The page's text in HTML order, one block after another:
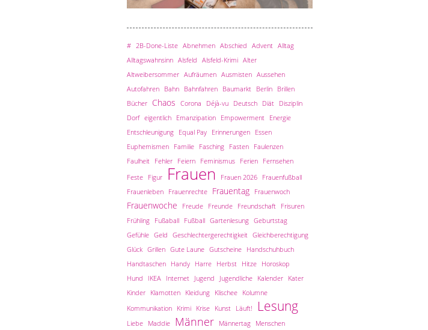
# 2B-Done-Liste Abnehmen Abschied Advent Alltag
Alltagswahnsinn Alsfeld Alsfeld-Krimi Alter
Altweibersommer Aufräumen Ausmisten Aussehen
Autofahren
Bahn Bahnfahren Baumarkt Berlin
Brillen
Bücher
Chaos Corona Déjà-vu Deutsch Diät
Disziplin
Dorf eigentlich Emanzipation Empowerment
Energie
Entschleunigung
Equal Pay Erinnerungen
Essen
Euphemismen
Familie Fasching Fasten
Faulenzen
Faulheit
Fehler Feiern Feminismus Ferien
Fernsehen
Feste
Figur Frauen Frauen 2026
Frauenfußball
Frauenleben
Frauenrechte Frauentag Frauenwoch
Frauenwoche Freude Freunde Freundschaft
Frisuren
Frühling
Fußaball Fußball Gartenlesung Geburtstag
Gefühle Geld Geschlechtergerechtigkeit Gleichberechtigung
Glück Grillen Gute Laune Gutscheine
Handschuhbuch
Handtaschen
Handy Harre Herbst Hitze
Horoskop
Hund
IKEA Internet Jugend Jugendliche Kalender
Kater
Kinder
Klamotten Kleidung Klischee
Kolumne
Kommunikation
Krimi Krise Kunst Läuft! Lesung
Liebe Maddie Männer Männertag
Menschen